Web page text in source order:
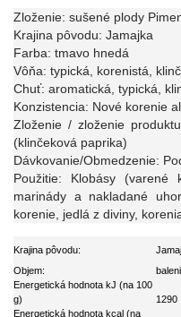
Zloženie: sušené plody
Krajina pôvodu: Jamajka
Farba: tmavo hnedá
Vôňa: typická, korenistá,
Chuť: aromatická, typická,
Konzistencia: Nové korenie
Zloženie / zloženie
(klinčeková paprika)
Dávkovanie/Obmedzenie:
Použitie: Klobásy
marinády a nakladané
korenie, jedlá z diviny,
Krajina pôvodu:
Objem:
Energetická hodnota kJ (na 100
g)
1290
Energetická hodnota kcal (na